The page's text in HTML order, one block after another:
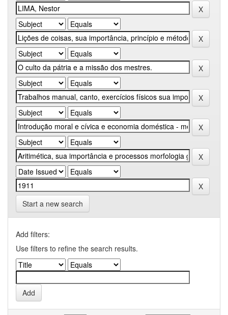
Start a new search
Add filters:
Use filters to refine the search results.